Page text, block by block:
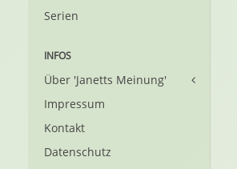
Serien
INFOS
Über 'Janetts Meinung'
Impressum
Kontakt
Datenschutz